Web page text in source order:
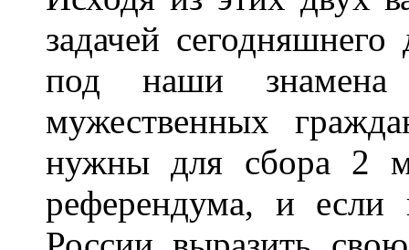
задачей
под наши
мужественных
нужны для сбора 2
референдума, и если